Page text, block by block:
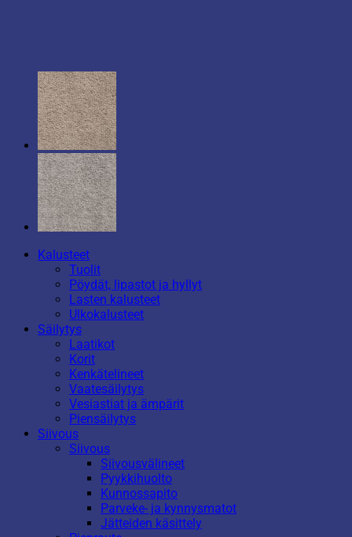
Kalusteet
Tuolit
Pöydät, lipastot ja hyllyt
Lasten kalusteet
Ulkokalusteet
Säilytys
Laatikot
Korit
Kenkätelineet
Vaatesäilytys
Vesiastiat ja ämpärit
Piensäilytys
Siivous
Siivous
Siivousvälineet
Pyykkihuolto
Kunnossapito
Parveke- ja kynnysmatot
Jätteiden käsittely